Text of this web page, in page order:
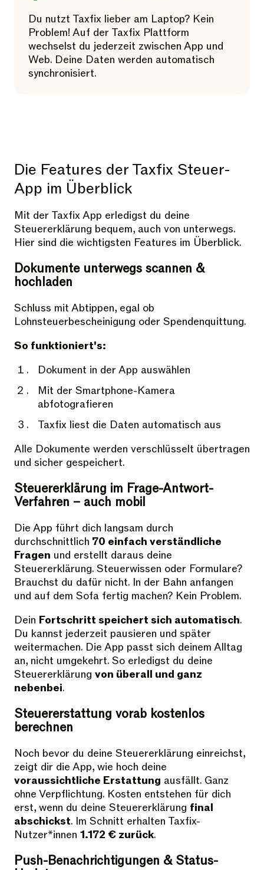
Du nutzt Taxfix lieber am Laptop? Kein
Problem! Auf der Taxfix Plattform
wechselst du jederzeit zwischen App und
Web. Deine Daten werden automatisch
synchronisiert.
Die Features der Taxfix Steuer-
App im Überblick
Mit der Taxfix App erledigst du deine
Steuererklärung bequem, auch von unterwegs.
Hier sind die wichtigsten Features im Überblick.
Dokumente unterwegs scannen &
hochladen
Schluss mit Abtippen, egal ob
Lohnsteuerbescheinigung oder Spendenquittung.
So funktioniert's:
Dokument in der App auswählen
Mit der Smartphone-Kamera
abfotografieren
Taxfix liest die Daten automatisch aus
Alle Dokumente werden verschlüsselt übertragen
und sicher gespeichert.
Steuererklärung im Frage-Antwort-
Verfahren – auch mobil
Die App führt dich langsam durch
durchschnittlich 70 einfach verständliche
Fragen und erstellt daraus deine
Steuererklärung. Steuerwissen oder Formulare?
Brauchst du dafür nicht. In der Bahn anfangen
und auf dem Sofa fertig machen? Kein Problem.
Dein Fortschritt speichert sich automatisch.
Du kannst jederzeit pausieren und später
weitermachen. Die App passt sich deinem Alltag
an, nicht umgekehrt. So erledigst du deine
Steuererklärung von überall und ganz
nebenbei.
Steuererstattung vorab kostenlos
berechnen
Noch bevor du deine Steuererklärung einreichst,
zeigt dir die App, wie hoch deine
voraussichtliche Erstattung ausfällt. Ganz
ohne Verpflichtung. Kosten entstehen für dich
erst, wenn du deine Steuererklärung final
abschickst. Im Schnitt erhalten Taxfix-
Nutzer*innen 1.172 € zurück.
Push-Benachrichtigungen & Status-